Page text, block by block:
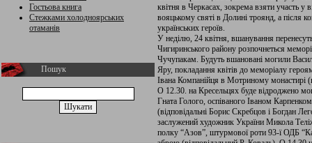
Гостьова книга
Стежками холодноярських
отаманів
Пошук
квітня в Черкасах, зокрема взяти участь у
вояцькому святі в Долині троянд, а після
українських героїв.
У неділю, 24 квітня, вшанування
Чигиринського району розпочнеться
Чучупакам. Будуть вшановані могили
Яру, покладання квітів до меморіалу
Івана Компанійця в Мотриному монастирі
О 12.30. на Кресельцях буде відроджено
Гната Голого, оспіваного Іваном
(відповідальні Борис Скребцов і Богдан
заслужений художник України Микола
полку “Азов”, штурмової роти 93-ї ОДБ